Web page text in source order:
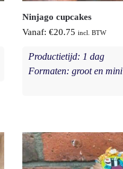
Ninjago cupcakes
Vanaf: €20.75 incl. BTW
Productietijd: 1 dag
Formaten: groot en mini